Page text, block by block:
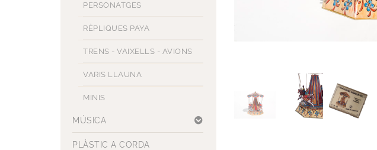
PERSONATGES
RÈPLIQUES PAYA
TRENS - VAIXELLS - AVIONS
VARIS LLAUNA
MINIS
MÚSICA
PLÀSTIC A CORDA